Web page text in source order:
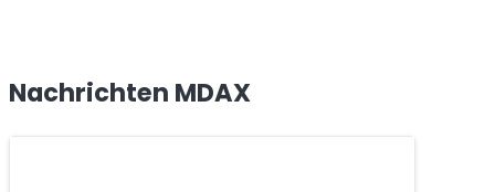
Nachrichten MDAX